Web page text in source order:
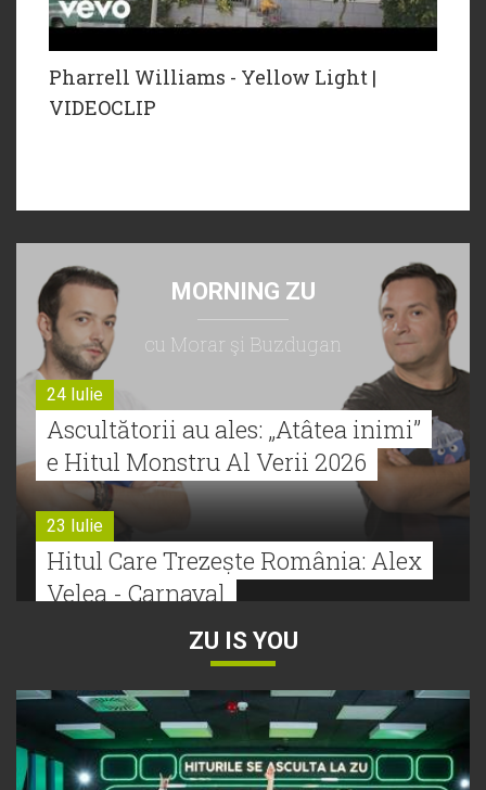
Pharrell Williams - Yellow Light |
VIDEOCLIP
MORNING ZU
cu Morar şi Buzdugan
24 Iulie
Ascultătorii au ales: „Atâtea inimi”
e Hitul Monstru Al Verii 2026
23 Iulie
Hitul Care Trezește România: Alex
Velea - Carnaval
Bătălie strânsă la Hitul Monstru Al
Verii: Cabron versus Faydee
ZU IS YOU